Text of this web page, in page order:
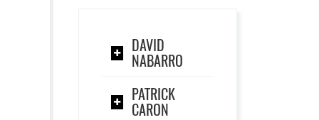
DAVID
NABARRO
PATRICK
CARON